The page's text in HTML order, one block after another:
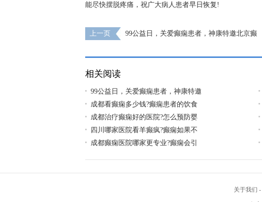
能尽快摆脱疼痛，祝广大病人患者早日恢复!
上一页
99公益日，关爱癫痫患者，神康特邀北京癫
相关阅读
99公益日，关爱癫痫患者，神康特邀
成都看癫痫多少钱?癫痫患者的饮食
成都治疗癫痫好的医院?怎么预防婴
四川哪家医院看羊癫疯?癫痫如果不
成都癫痫医院哪家更专业?癫痫会引
关于我们 -